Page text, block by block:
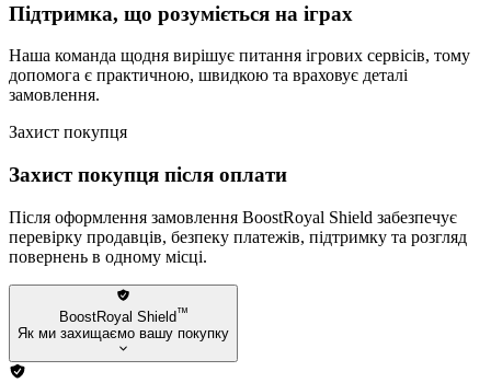
Підтримка, що розуміється на іграх
Наша команда щодня вирішує питання ігрових сервісів, тому
допомога є практичною, швидкою та враховує деталі
замовлення.
Захист покупця
Захист покупця після оплати
Після оформлення замовлення BoostRoyal Shield забезпечує
перевірку продавців, безпеку платежів, підтримку та розгляд
повернень в одному місці.
BoostRoyal Shield™
Як ми захищаємо вашу покупку